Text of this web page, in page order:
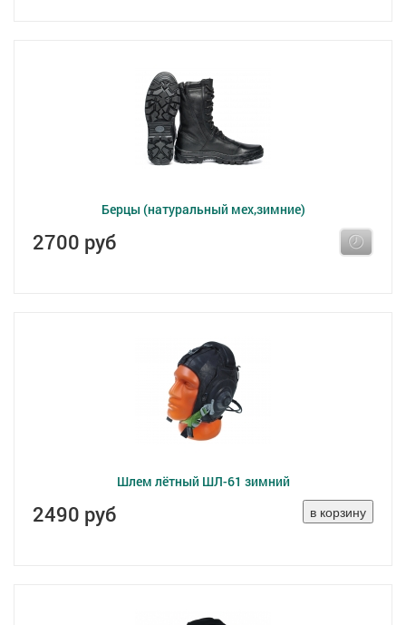
Берцы (натуральный мех,зимние)
2700 руб
Шлем лётный ШЛ-61 зимний
2490 руб